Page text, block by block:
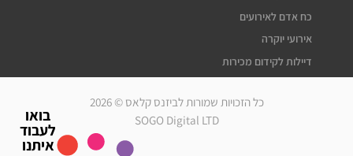
בואו
לעבוד
איתנו
כח אדם לאירועים
אירועי יוקרה
דיילות לקידום מכירות
מלצרים לאירועים
כל הזכויות שמורות לביזנס קלאס © 2026
SOGO Digital LTD